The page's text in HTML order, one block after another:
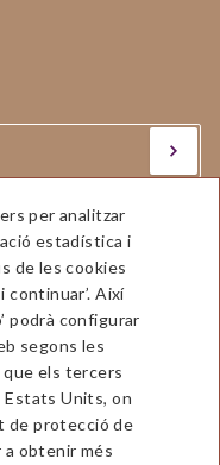
per analitzar
estadística i
de les cookies
continuar’. Així
podrà configurar
segons les
que els tercers
Estats Units, on
de protecció de
a obtenir més